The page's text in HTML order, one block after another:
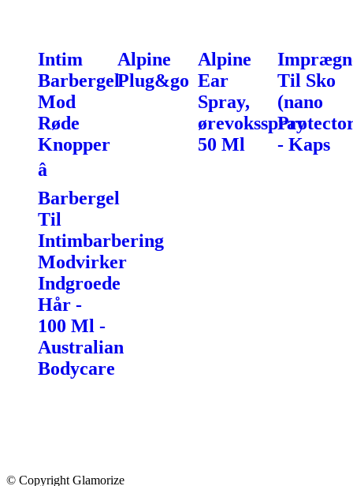
Intim
Barbergel
Mod
Røde
Knopper
â
Barbergel
Til
Intimbarbering
Modvirker
Indgroede
Hår -
100 Ml -
Australian
Bodycare
Alpine
Plug&go
Alpine
Ear
Spray,
ørevoksspray
50 Ml
Til Sko
(nano
- Kaps
© Copyright Glamorize